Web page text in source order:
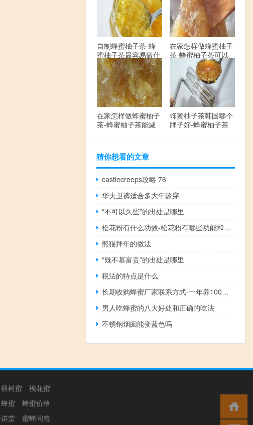
自制蜂蜜柚子茶-蜂
蜜柚子茶最容易做什
么？
在家怎样做蜂蜜柚子
茶-蜂蜜柚子茶可以
解酒吗？
在家怎样做蜂蜜柚子
茶-蜂蜜柚子茶能减
蜂蜜柚子茶韩国哪个
牌子好-蜂蜜柚子茶
猜你想看的文章
castlecreeps攻略 76
华夫卫裤适合多大年龄穿
“不可以久些”的出处是哪里
松花粉有什么功效-松花粉有哪些功能和作用？
熊猫拜年的做法
“既不慕富贵”的出处是哪里
税法的特点是什么
长期收购蜂蜜厂家联系方式-一年养100箱蜜蜂能赚多少钱？
男人吃蜂蜜的八大好处和正确的吃法
不锈钢烟囱能变蓝色吗
椴树蜜
槐花蜜
蜂蜜
蜂蜜价格
堂 蜜蜂问答